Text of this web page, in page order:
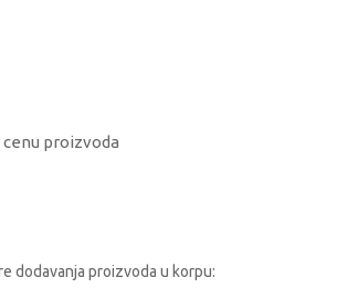
proizvoda
dodavanja proizvoda u korpu: